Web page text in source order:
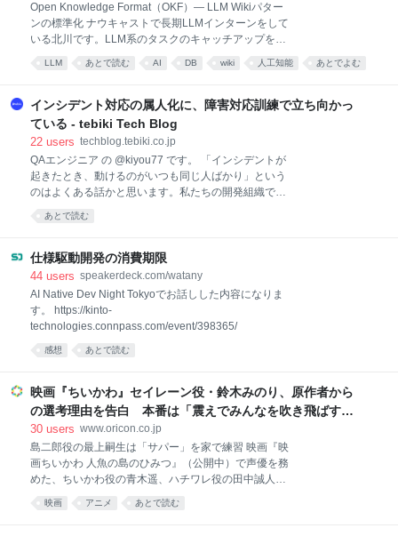
るなら止まったままにしておいた責任は自分にある。
相手への配慮は大事だが、それによって自分の納期や
成果が犠牲になっているのなら、その振る舞いは営利
組織においては悪い評価となってしまうのだ。 例えば
いる」を明確に伝えることが
Open Knowledge Format（OKF）— LLM Wikiパター
ンの標準化 ナウキャストで長期LLMインターンをして
いる北川です。LLM系のタスクのキャッチアップをす
る中で、最近「OKF」という技術を耳にする機会が増
えました。 OKFはまだ登場したばかりの仕様で、その
への理解が欠かせません。しかし、OKF関連の記事の
多くはOKF単体の説明にとどまっており、それだけで
は体系的に理解しづらいと感じています。OKFはこう
め、それらへの理解があって初めて実感を持って捉え
られると考えています。 本記事はエンジニアではない
方でも読み進められる内容になっていますが、
RAG(Retrieval-Augmented Generation)についての基
LLM あとで読む AI DB wiki 人工知能 あとでよむ
インシデント対応の属人化に、障害対応訓練で立ち向かっ
ている - tebiki Tech Blog
22 users techblog.tebiki.co.jp
QAエンジニア の @kiyou77 です。 「インシデントが
起きたとき、動けるのがいつも同じ人ばかり」という
のはよくある話かと思います。私たちの開発組織で
も、負担が特定のメンバーに偏っている状況が続いて
いました。 この課題を少しずつ崩していくために、私
います。およそ半年ごとに、プロダクト別で実施を続
けてきました。直近では、7月にtebiki現場分析チーム
で訓練を行ったところです。 この記事では、私たちが
障害対応訓練を行っている理由、企画・運営の流れ、
そして今回の訓練から得た学びや反省についてふりか
が障害対応訓練を始めた理由から説明させてもらえ
属人化していたから」 です。 tebiki現場分析の開発チ
ームがまだ少人数だった頃は、元か
あとで読む
仕様駆動開発の消費期限
44 users speakerdeck.com/watany
AI Native Dev Night Tokyoでお話しした内容になりま
す。 https://kinto-
technologies.connpass.com/event/398365/
感想 あとで読む
映画『ちいかわ』セイレーン役・鈴木みのり、原作者から
の選考理由を告白 本番は「震えでみんなを吹き飛ばす
ぞ」と意気込む
30 users www.oricon.co.jp
島二郎役の最上嗣生は「サパー」を家で練習 映画『映
画ちいかわ 人魚の島のひみつ』（公開中）で声優を務
めた、ちいかわ役の青木遥、ハチワレ役の田中誠人、
うさぎ役の小澤亜李、島二郎役の最上嗣生、セイレー
ン役の鈴木みのりのロングインタビューが解禁。最
映画 アニメ あとで読む